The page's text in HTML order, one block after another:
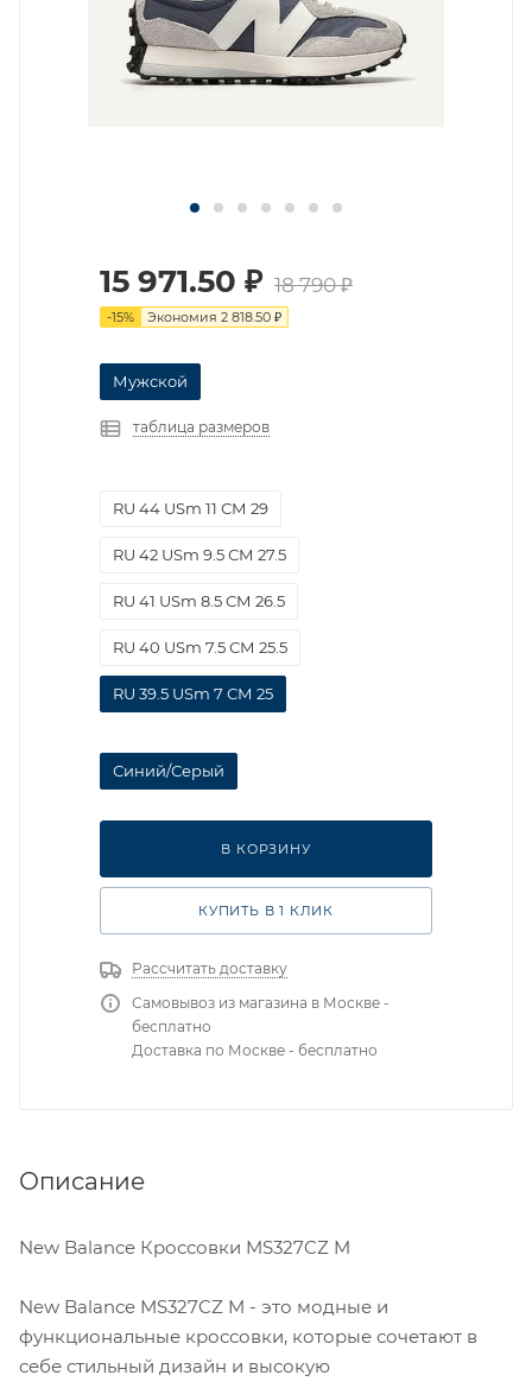
15 971.50 ₽ 18 790₽
-15% Экономия 2 818.50 ₽
Мужской
таблица размеров
RU 44 USm 11 СМ 29
RU 42 USm 9.5 СМ 27.5
RU 41 USm 8.5 СМ 26.5
RU 40 USm 7.5 СМ 25.5
RU 39.5 USm 7 СМ 25
Синий/Серый
В КОРЗИНУ
КУПИТЬ В 1 КЛИК
Рассчитать доставку
Самовывоз из магазина в Москве -
бесплатно
Доставка по Москве - бесплатно
Описание
New Balance Кроссовки MS327CZ M
New Balance MS327CZ M - это модные и
функциональные кроссовки, которые сочетают в
себе стильный дизайн и высокую